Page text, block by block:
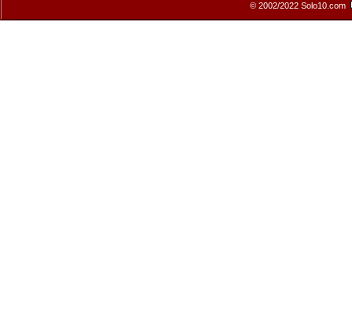
© 2002/2022 Solo10.com